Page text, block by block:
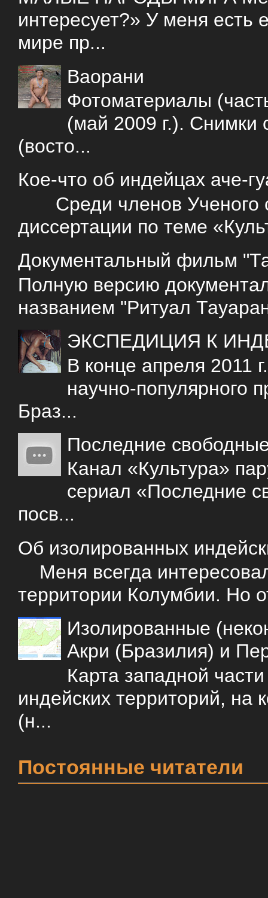
интересует?» У меня есть
мире пр...
Ваорани
Фотоматериалы
(май 2009 г.). Снимки
(восто...
Кое-что об индейцах аче-
Среди членов Ученого
диссертации по теме
Документальный фильм
Полную версию
названием "Ритуал
ЭКСПЕДИЦИЯ К
В конце апреля 2011
научно-популярного
Браз...
Последние
Канал «Культура»
сериал «Последние
посв...
Об изолированных
Меня всегда
территории Колумбии. Но
Изолированные
Акри (Бразилия) и
Карта западной
индейских территорий, на
(н...
Постоянные читатели